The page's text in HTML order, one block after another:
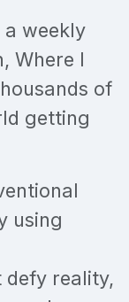
a weekly
Where I
of
getting
using
reality,